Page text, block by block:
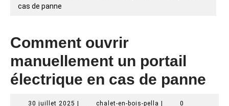
cas de panne
Comment ouvrir
manuellement un portail
électrique en cas de panne
30 juillet 2025 30
chalet-en-bois-pella chalet-0